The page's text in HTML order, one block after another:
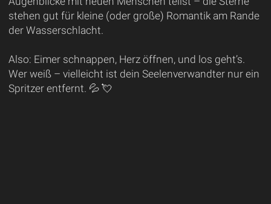
stehen gut für kleine (oder große) Romantik am Rande
der Wasserschlacht.
Also: Eimer schnappen, Herz öffnen, und los geht’s.
Wer weiß – vielleicht ist dein Seelenverwandter nur ein
Spritzer entfernt. 💦 💘